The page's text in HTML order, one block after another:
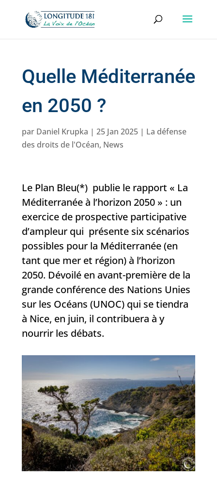
Quelle Méditerranée
en 2050 ?
par Daniel Krupka | 25 Jan 2025| La défense
des droits de l'Océan, News
Le Plan Bleu(*) publie le rapport « La
Méditerranée à l’horizon 2050 » : un
exercice de prospective participative
d’ampleur qui présente six scénarios
possibles pour la Méditerranée (en
tant que mer et région) à l’horizon
2050. Dévoilé en avant-première de la
grande conférence des Nations Unies
sur les Océans (UNOC) qui se tiendra
à Nice, en juin, il contribuera à y
nourrir les débats.